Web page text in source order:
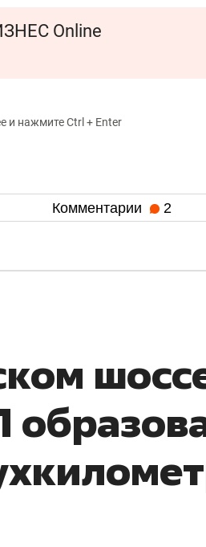
Online
и нажмите Ctrl + Enter
Комментарии 2